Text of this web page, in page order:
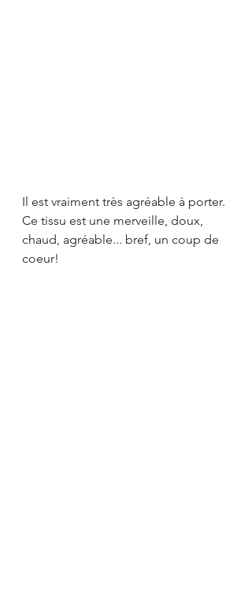
Il est vraiment très agréable à porter.
Ce tissu est une merveille, doux,
chaud, agréable... bref, un coup de
coeur!